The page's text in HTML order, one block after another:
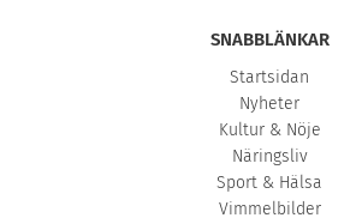
SNABBLÄNKAR
Startsidan
Nyheter
Kultur & Nöje
Näringsliv
Sport & Hälsa
Vimmelbilder